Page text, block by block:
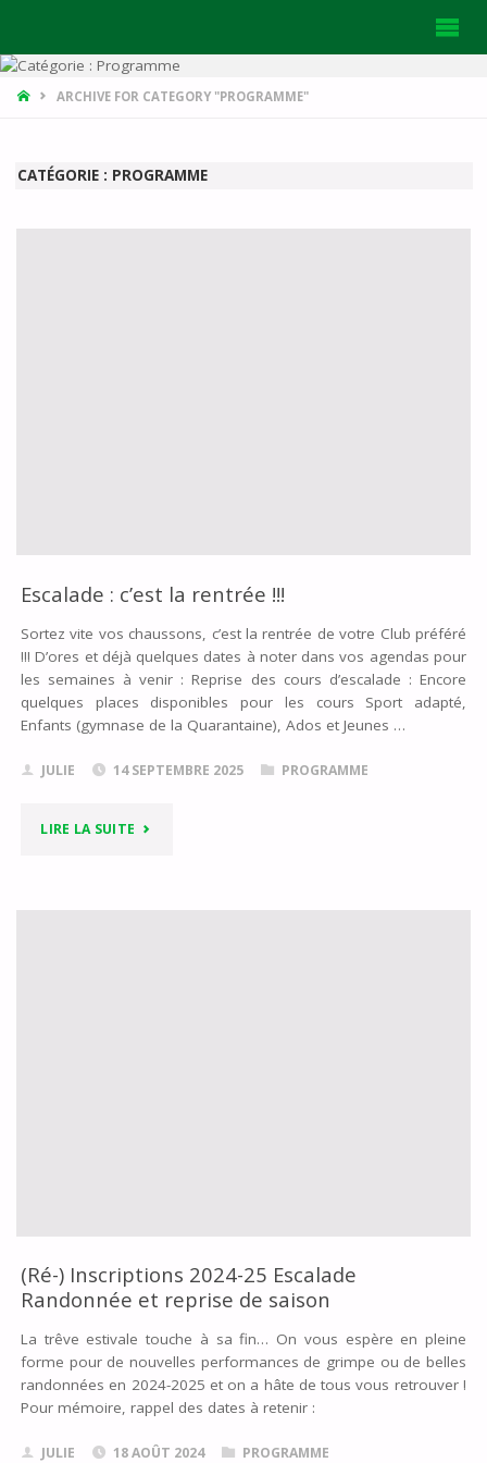
HOMEARCHIVE FOR CATEGORY "PROGRAMME"
CATÉGORIE : PROGRAMME
Escalade : c’est la rentrée !!!
Sortez vite vos chaussons, c’est la rentrée de votre Club préféré
!!! D’ores et déjà quelques dates à noter dans vos agendas pour
les semaines à venir : Reprise des cours d’escalade : Encore
quelques places disponibles pour les cours Sport adapté,
Enfants (gymnase de la Quarantaine), Ados et Jeunes …
JULIE 14 SEPTEMBRE 2025 PROGRAMME
LIRE LA SUITE "ESCALADE
(Ré-) Inscriptions 2024-25 Escalade
Randonnée et reprise de saison
La trêve estivale touche à sa fin… On vous espère en pleine
forme pour de nouvelles performances de grimpe ou de belles
randonnées en 2024-2025 et on a hâte de tous vous retrouver !
Pour mémoire, rappel des dates à retenir :
JULIE 18 AOÛT 2024 PROGRAMME